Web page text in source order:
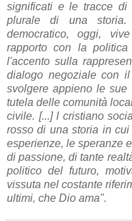
significati e le tracce di
plurale di una
democratico, oggi,
rapporto con la
l'accento sulla
dialogo negoziale con
svolgere appieno le
tutela delle comunità
civile. [...] I cristiano
rosso di una storia in
esperienze, le speranze
di passione, di tante
politico del futuro,
vissuta nel costante
ultimi, che Dio ama".